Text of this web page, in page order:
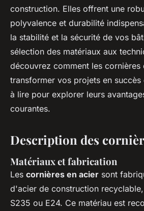
construction. Elles offrent une
polyvalence et durabilité
la stabilité et la sécurité de vos
sélection des matériaux aux
découvrez comment les cornières
transformer vos projets en succès
à lire pour explorer leurs
courantes.
Description des
Matériaux et fabrication
Les cornières en acier sont
d'acier de construction
S235 ou E24. Ce matériau est